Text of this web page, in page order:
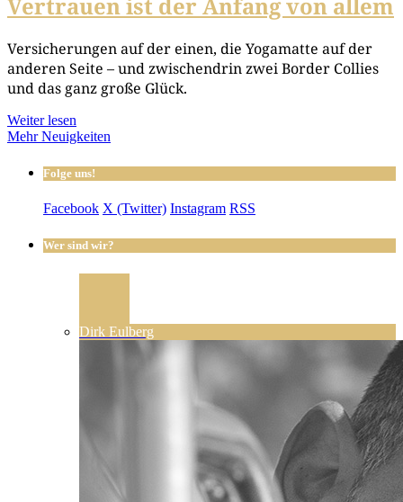
Ver­si­che­run­gen auf der einen, die Yoga­mat­te auf der
ande­ren Sei­te – und zwi­schen­drin zwei Bor­der Col­lies
und das ganz gro­ße Glück.
Weiter lesen
Mehr Neuigkeiten
Folge uns!
Facebook X (Twitter) Instagram RSS
Wer sind wir?
Dirk Eulberg